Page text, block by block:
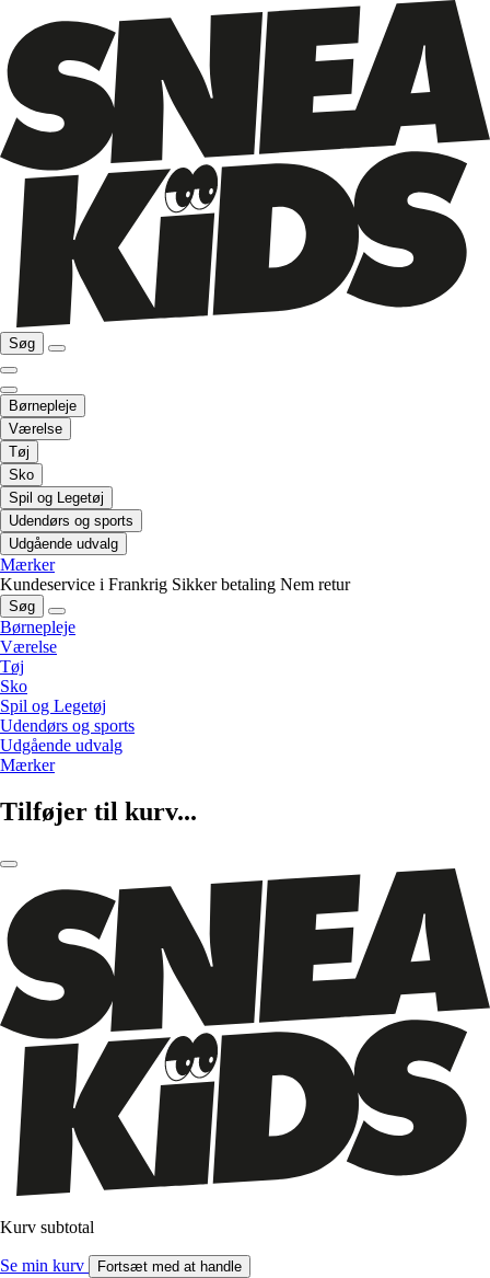
Søg
Børnepleje
Værelse
Tøj
Sko
Spil og Legetøj
Udendørs og sports
Udgående udvalg
Mærker
Kundeservice i Frankrig Sikker betaling Nem retur
Søg
Børnepleje
Værelse
Tøj
Sko
Spil og Legetøj
Udendørs og sports
Udgående udvalg
Mærker
Tilføjer til kurv...
Kurv subtotal
Se min kurv Fortsæt med at handle